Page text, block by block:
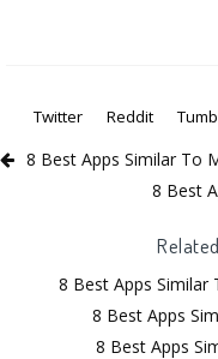
Twitter
Reddit
8 Best Apps Similar To
8 Best
8 Best Apps Similar
8 Best Apps
8 Best Apps